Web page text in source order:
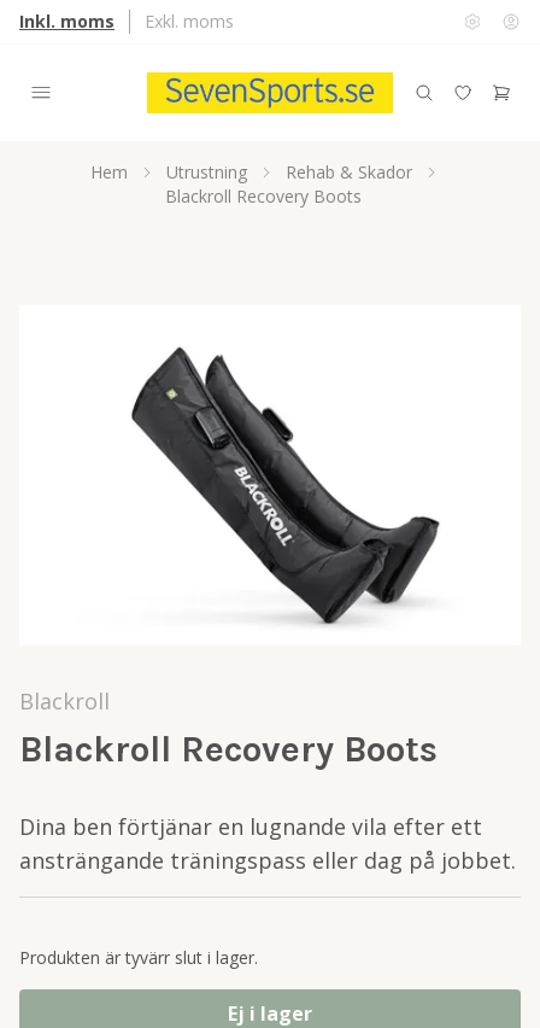
Inkl. moms Exkl. moms
Hem Utrustning
Rehab & Skador
Blackroll Recovery Boots
Blackroll
Blackroll Recovery Boots
Dina ben förtjänar en lugnande vila efter ett
ansträngande träningspass eller dag på jobbet.
Produkten är tyvärr slut i lager.
Ej i lager